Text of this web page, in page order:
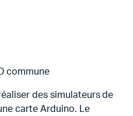
commune
des simulateurs de
carte Arduino. Le